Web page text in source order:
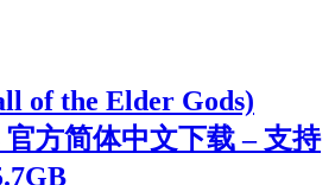
of the Elder Gods)
官方简体中文下载 – 支持